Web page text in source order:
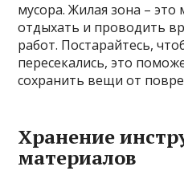
мусора. Жилая зона – это
отдыхать и проводить
работ. Постарайтесь,
пересекались, это
сохранить вещи от
Хранение
материалов